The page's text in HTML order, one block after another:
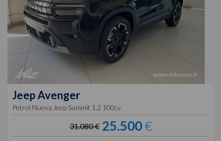
JeepAvenger
Petrol Nuova Jeep Summit 1.2 100cv
31.080 € 25.500€